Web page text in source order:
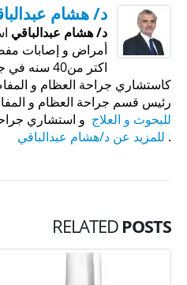
د/ هشام
د/ هشام عبدالباقي
أمراض و إصابات
اكتر من40
كاستشاري جراحة العظام و
رئيس قسم جراحة العظام و
للبحوث و العلاج و استشاري
. للمزيد عن د/هشام عبدالباقي
RELATED POSTS